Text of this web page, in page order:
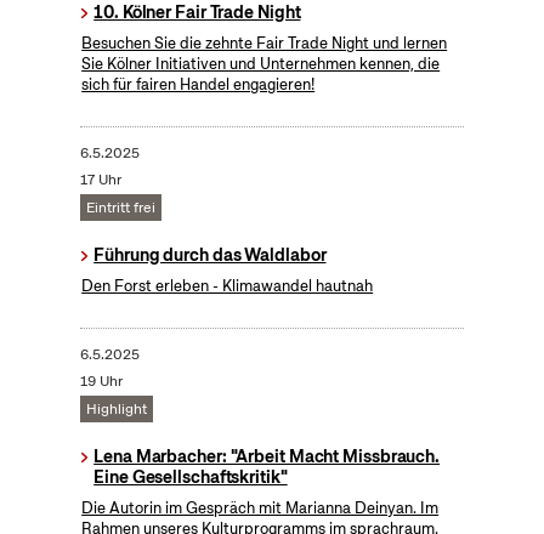
10. Kölner Fair Trade Night
Besuchen Sie die zehnte Fair Trade Night und lernen
Sie Kölner Initiativen und Unternehmen kennen, die
sich für fairen Handel engagieren!
6.5.2025
17 Uhr
Eintritt frei
Führung durch das Waldlabor
Den Forst erleben - Klimawandel hautnah
6.5.2025
19 Uhr
Highlight
Lena Marbacher: "Arbeit Macht Missbrauch.
Eine Gesellschaftskritik"
Die Autorin im Gespräch mit Marianna Deinyan. Im
Rahmen unseres Kulturprogramms im sprachraum.